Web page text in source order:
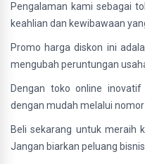
Pengalaman kami sebagai
keahlian dan kewibawaan
Promo harga diskon ini
mengubah peruntungan
Dengan toko online
dengan mudah melalui nomor
Beli sekarang untuk meraih
Jangan biarkan peluang